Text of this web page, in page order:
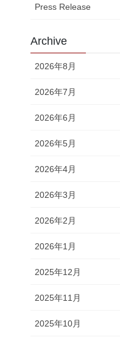
Press Release
Archive
2026年8月
2026年7月
2026年6月
2026年5月
2026年4月
2026年3月
2026年2月
2026年1月
2025年12月
2025年11月
2025年10月